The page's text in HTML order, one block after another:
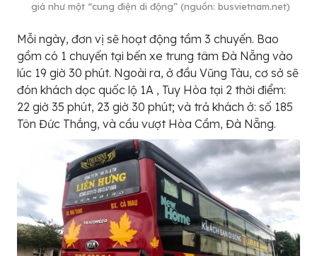
giá như một “cung điện di động” (nguồn: busvietnam.net)
Mỗi ngày, đơn vị sẽ hoạt động tầm 3 chuyến. Bao
gồm có 1 chuyến tại bến xe trung tâm Đà Nẵng vào
lúc 19 giờ 30 phút. Ngoài ra, ở đầu Vũng Tàu, cơ sở sẽ
đón khách dọc quốc lộ 1A , Tuy Hòa tại 2 thời điểm:
22 giờ 35 phút, 23 giờ 30 phút; và trả khách ở: số 185
Tôn Đức Thắng, và cầu vượt Hòa Cầm, Đà Nẵng.